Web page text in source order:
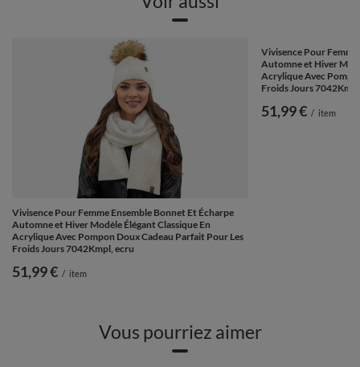
Vivisence Pour Femme Ensemble Bonnet Et Écharpe
Automne et Hiver Modèle Élégant Classique En
Acrylique Avec Pompon Doux Cadeau Parfait Pour Les
Froids Jours 7042Kmpl, ecru
51,99 € / item
Vivisence Pour
Automne et Hiver
Acrylique Avec
Froids Jours
51,99 € / item
Vous pourriez aimer